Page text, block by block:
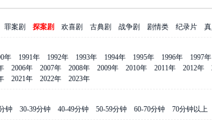
罪案剧 探案剧 欢喜剧 古典剧 战争剧 剧情类 纪录片
年 1991年 1992年 1993年 1994年 1995年 1996年 1997年
2006年 2007年 2008年 2009年 2010年 2011年 2012年
2021年 2022年 2023年
钟 30-39分钟 40-49分钟 50-59分钟 60-70分钟 70分钟以上